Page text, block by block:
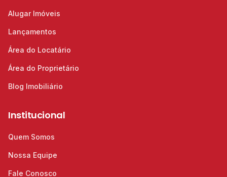
Alugar Imóveis
Lançamentos
Área do Locatário
Área do Proprietário
Blog Imobiliário
Institucional
Quem Somos
Nossa Equipe
Fale Conosco